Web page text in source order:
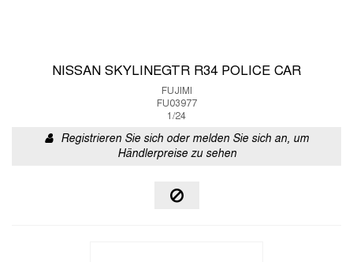
NISSAN SKYLINEGTR R34 POLICE CAR
FUJIMI
FU03977
1/24
Registrieren Sie sich oder melden Sie sich an, um
Händlerpreise zu sehen